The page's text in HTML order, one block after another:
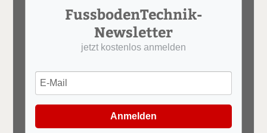
FussbodenTechnik-
Newsletter
jetzt kostenlos anmelden
Anmelden